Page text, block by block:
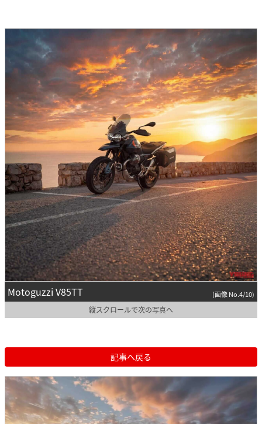
Motoguzzi V85TT (画像 No.4/10)
縦スクロールで次の写真へ
記事へ戻る